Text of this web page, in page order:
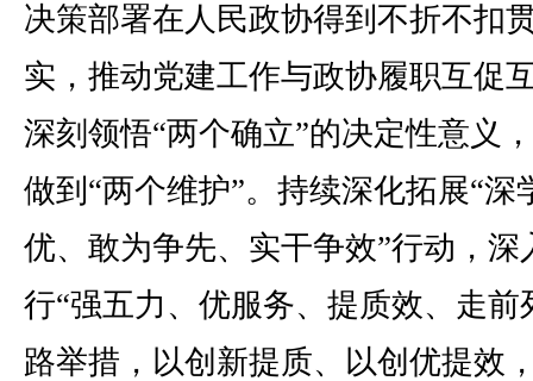
决策部署在人民政协得到不折不扣
实，推动党建工作与政协履职互促
深刻领悟“两个确立”的决定性意义
做到“两个维护”。持续深化拓展“深
优、敢为争先、实干争效”行动，深
行“强五力、优服务、提质效、走前
路举措，以创新提质、以创优提效